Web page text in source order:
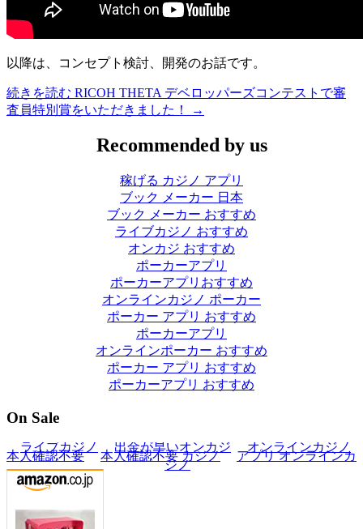
以降は、コンセプト検討、開発のお話です。
続きを読む RICOH THETA デベロッパーズコンテストで審
査員特別賞をいただきました！
→
Recommended by us
稼げる カジノ アプリ
ブック メーカー 日本
ブック メーカー おすすめ
ライブカジノ おすすめ
オンカジ おすすめ
ポーカーアプリ
ポーカーアプリおすすめ
オンラインカジノ ポーカー
ポーカー アプリ おすすめ
ポーカーアプリ
オンラインポーカー おすすめ
ポーカー アプリ おすすめ
ポーカーアプリ おすすめ
On Sale